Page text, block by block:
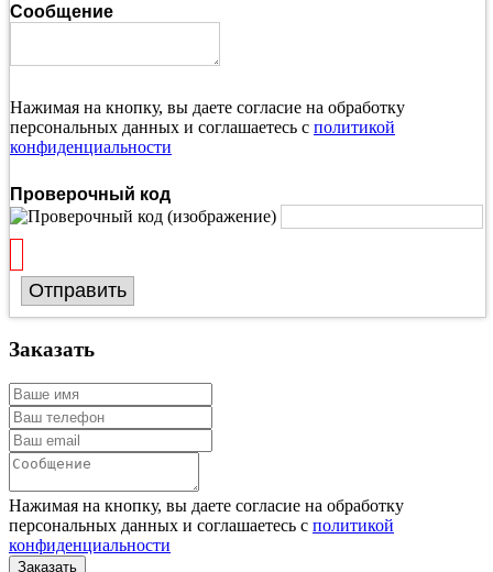
Сообщение
Нажимая на кнопку, вы даете согласие на обработку
персональных данных и соглашаетесь с политикой
конфиденциальности
Проверочный код
Отправить
Заказать
Нажимая на кнопку, вы даете согласие на обработку
персональных данных и соглашаетесь с политикой
конфиденциальности